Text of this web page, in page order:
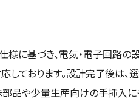
に基づき、電気・電子回路の
ております。設計完了後は、
部品や少量生産向けの手挿入